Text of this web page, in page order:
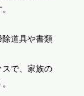
。
道具や書類
で、家族の